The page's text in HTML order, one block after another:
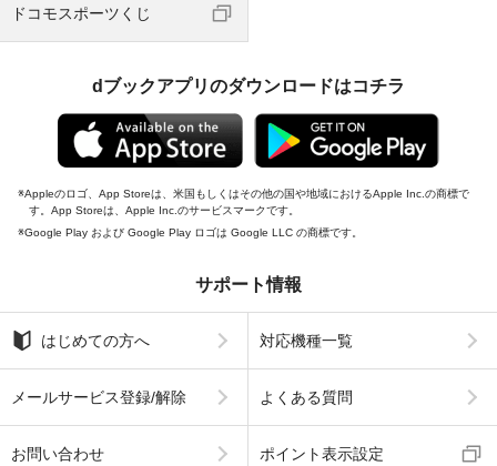
ドコモスポーツくじ
dブックアプリのダウンロードはコチラ
Appleのロゴ、App Storeは、米国もしくはその他の国や地域におけるApple Inc.の商標で
す。App Storeは、Apple Inc.のサービスマークです。
Google Play および Google Play ロゴは Google LLC の商標です。
サポート情報
はじめての方へ 対応機種一覧
メールサービス登録/解除 よくある質問
お問い合わせ ポイント表示設定